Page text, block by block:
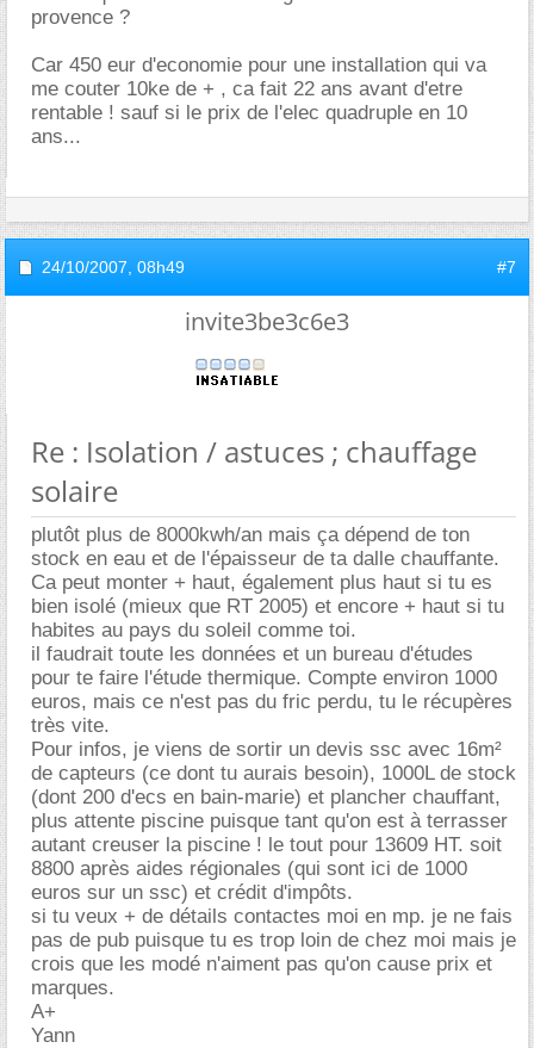
provence ?
Car 450 eur d'economie pour une installation qui va
me couter 10ke de + , ca fait 22 ans avant d'etre
rentable ! sauf si le prix de l'elec quadruple en 10
ans...
24/10/2007, 08h49 #7
invite3be3c6e3
Re : Isolation / astuces ; chauffage
solaire
plutôt plus de 8000kwh/an mais ça dépend de ton
stock en eau et de l'épaisseur de ta dalle chauffante.
Ca peut monter + haut, également plus haut si tu es
bien isolé (mieux que RT 2005) et encore + haut si tu
habites au pays du soleil comme toi.
il faudrait toute les données et un bureau d'études
pour te faire l'étude thermique. Compte environ 1000
euros, mais ce n'est pas du fric perdu, tu le récupères
très vite.
Pour infos, je viens de sortir un devis ssc avec 16m²
de capteurs (ce dont tu aurais besoin), 1000L de stock
(dont 200 d'ecs en bain-marie) et plancher chauffant,
plus attente piscine puisque tant qu'on est à terrasser
autant creuser la piscine ! le tout pour 13609 HT. soit
8800 après aides régionales (qui sont ici de 1000
euros sur un ssc) et crédit d'impôts.
si tu veux + de détails contactes moi en mp. je ne fais
pas de pub puisque tu es trop loin de chez moi mais je
crois que les modé n'aiment pas qu'on cause prix et
marques.
A+
Yann